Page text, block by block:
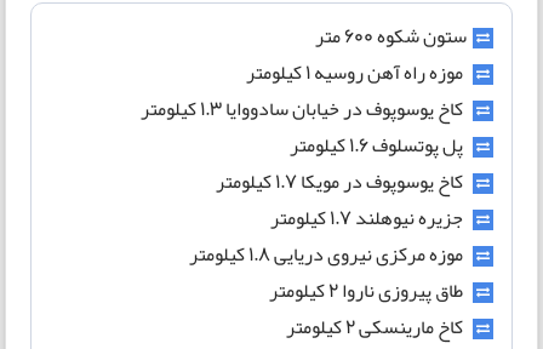
ستون شکوه 600 متر
موزه راه آهن روسیه 1 کیلومتر
کاخ یوسوپوف در خیابان سادووایا 1.3 کیلومتر
پل پوتسلوف 1.6 کیلومتر
کاخ یوسوپوف در مویکا 1.7 کیلومتر
جزیره نیوهلند 1.7 کیلومتر
موزه مرکزی نیروی دریایی 1.8 کیلومتر
طاق پیروزی ناروا 2 کیلومتر
کاخ مارینسکی 2 کیلومتر